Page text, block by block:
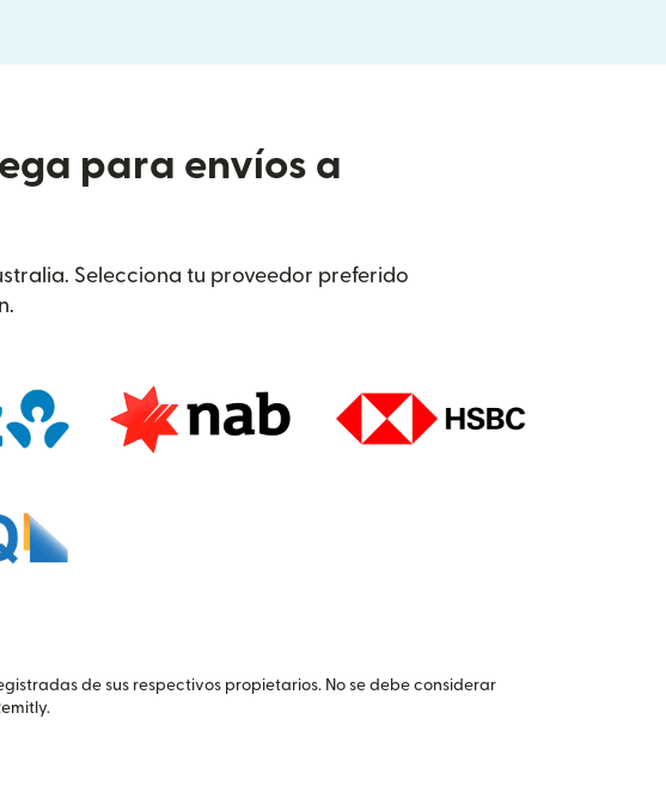
para envíos a
Selecciona tu proveedor preferido
de sus respectivos propietarios. No se debe considerar